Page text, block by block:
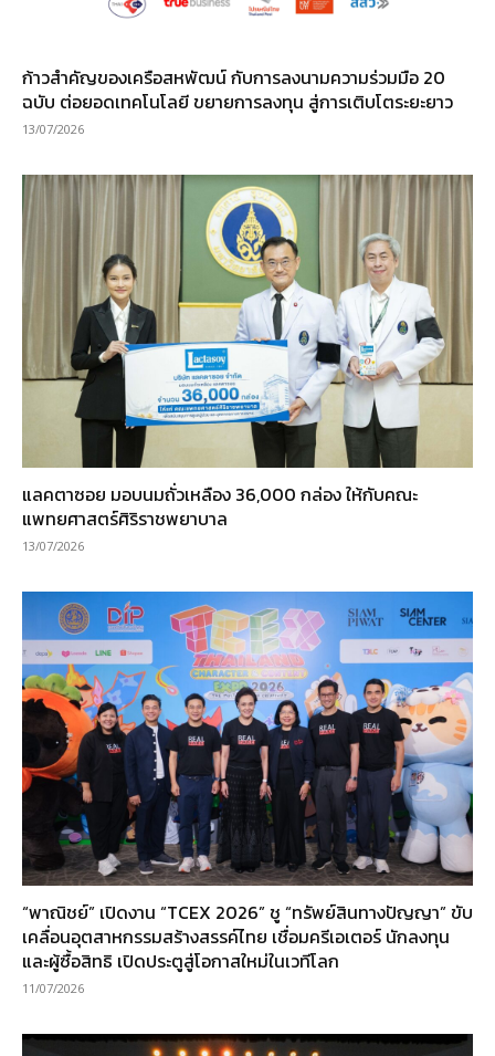
ก้าวสำคัญของเครือสหพัฒน์ กับการลงนามความร่วมมือ 20
ฉบับ ต่อยอดเทคโนโลยี ขยายการลงทุน สู่การเติบโตระยะยาว
13/07/2026
แลคตาซอย มอบนมถั่วเหลือง 36,000 กล่อง ให้กับคณะ
แพทยศาสตร์ศิริราชพยาบาล
13/07/2026
“พาณิชย์” เปิดงาน “TCEX 2026” ชู “ทรัพย์สินทางปัญญา” ขับ
เคลื่อนอุตสาหกรรมสร้างสรรค์ไทย เชื่อมครีเอเตอร์ นักลงทุน
และผู้ซื้อสิทธิ เปิดประตูสู่โอกาสใหม่ในเวทีโลก
11/07/2026